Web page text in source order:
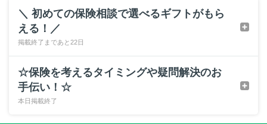
＼ 初めての保険相談で選べるギフトがもら
える！／
掲載終了まであと22日
☆保険を考えるタイミングや疑問解決のお
手伝い！☆
本日掲載終了